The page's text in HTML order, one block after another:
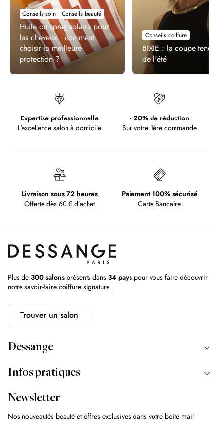
Conseils soin Conseils beauté
Huile ou spray solaire pour
les cheveux : comment
choisir la meilleure
protection ?
Conseils coiffure
BIXIE : la coupe
de l'été
Expertise professionnelle
L'excellence salon à domicile
- 20% de réduction
Sur votre 1ère commande
Livraison sous 72 heures
Offerte dès 60 € d’achat
Paiement 100% sécurisé
Carte Bancaire
Plus de 300 salons présents dans 34 pays pour vous faire découvrir
notre savoir-faire coiffure signature.
Trouver un salon
Dessange
Infos pratiques
Newsletter
Nos nouveautés beauté et offres exclusives dans votre boite mail